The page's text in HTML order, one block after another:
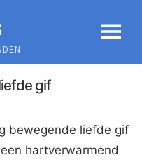
MENU
gif
bewegende liefde gif
hartverwarmend